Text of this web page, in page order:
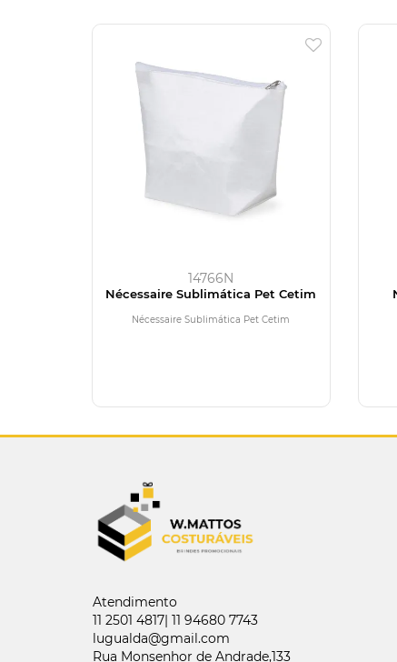
14766N
Nécessaire Sublimática Pet Cetim
Nécessaire Sublimática Pet Cetim
Atendimento
11 2501 4817| 11 94680 7743
lugualda@gmail.com
Rua Monsenhor de Andrade,133